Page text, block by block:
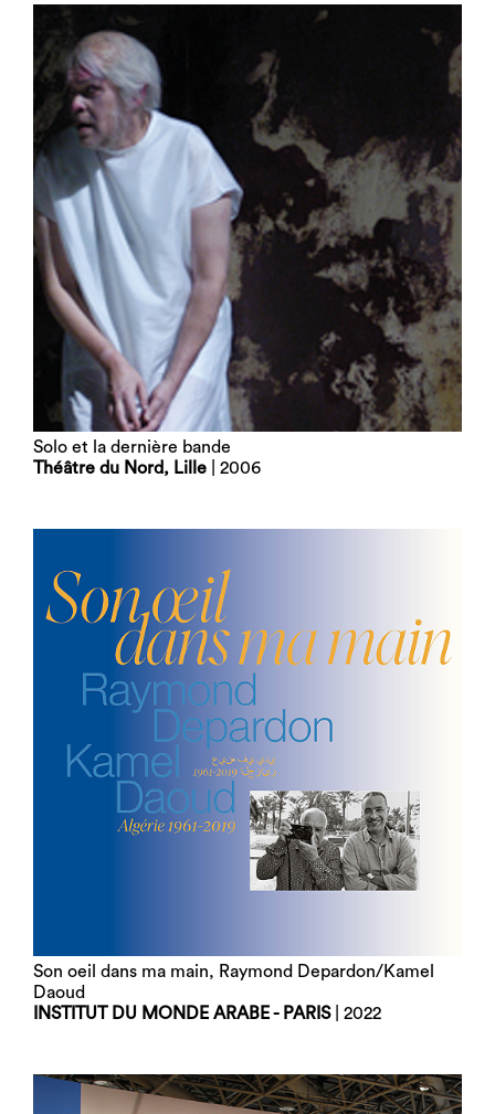
Solo et la dernière bande
Théâtre du Nord, Lille | 2006
Son oeil dans ma main, Raymond Depardon/Kamel
Daoud
INSTITUT DU MONDE ARABE - PARIS| 2022